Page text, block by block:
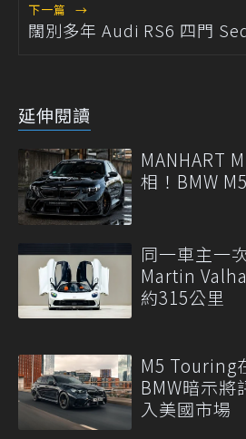
下一篇 →
闊別多年 Audi RS6 四門
延伸閱讀
MANHART
相！BMW
同一車主一
Martin
約315公里
M5 Touring
BMW暗示將
入美國市場